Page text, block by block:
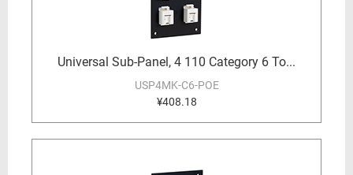
Universal Sub-Panel, 4 110 Category 6 To...
USP4MK-C6-POE
¥408.18